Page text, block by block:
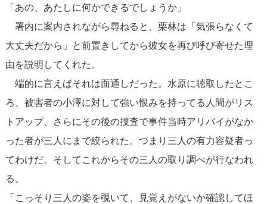
「あの、あたしに何かできるでしょうか」
署内に案内されながら尋ねると、栗林は「気張らなくて
大丈夫だから」と前置きしてから彼女を再び呼び寄せた理
由を説明してくれた。
端的に言えばそれは面通しだった。水原に聴取したとこ
ろ、被害者の小澤に対して強い恨みを持ってる人間がリス
トアップ、さらにその後の捜査で事件当時アリバイがなか
った者が三人にまで絞られた。つまり三人の有力容疑者っ
てわけだ。そしてこれからその三人の取り調べが行なわれ
る。
「こっそり三人の姿を覗いて、見覚えがないか確認してほ